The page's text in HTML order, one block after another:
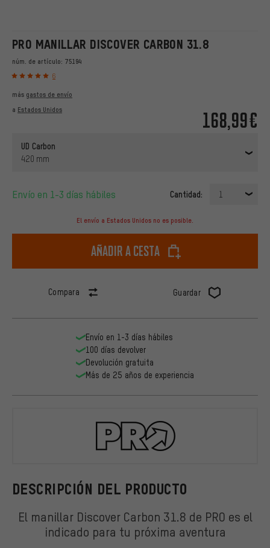
PRO MANILLAR DISCOVER CARBON 31.8
núm. de artículo: 75194
6
168,99€
más gastos de envío
a Estados Unidos
UD Carbon
420 mm
Envío en 1-3 días hábiles Cantidad: 1
El envío a Estados Unidos no es posible.
Añadir a cesta
Compara Guardar
DESCRIPCIÓN DEL PRODUCTO
El manillar Discover Carbon 31.8 de PRO es el
indicado para tu próxima aventura
Envío en 1-3 días hábiles
100 días devolver
Devolución gratuita
Más de 25 años de experiencia